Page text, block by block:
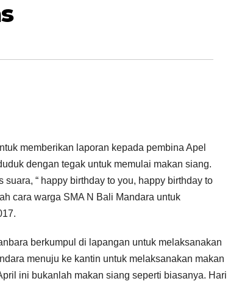
memberikan laporan kepada pembina Apel
dengan tegak untuk memulai makan siang.
“ happy birthday to you, happy birthday to
cara warga SMA N Bali Mandara untuk
berkumpul di lapangan untuk melaksanakan
menuju ke kantin untuk melaksanakan makan
ini bukanlah makan siang seperti biasanya. Hari